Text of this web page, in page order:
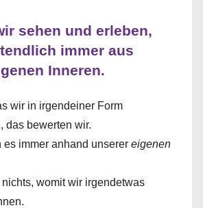
sehen und erleben,
immer aus
Inneren.
wir in irgendeiner Form
das bewerten wir.
es immer anhand unserer eigenen
nichts, womit wir irgendetwas